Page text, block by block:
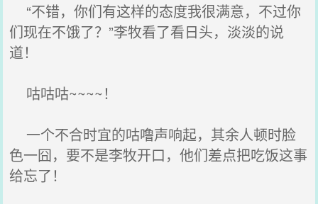
“不错，你们有这样的态度我很满意，不过你
们现在不饿了？”李牧看了看日头，淡淡的说
道！
咕咕咕~~~~！
一个不合时宜的咕噜声响起，其余人顿时脸
色一囧，要不是李牧开口，他们差点把吃饭这事
给忘了！